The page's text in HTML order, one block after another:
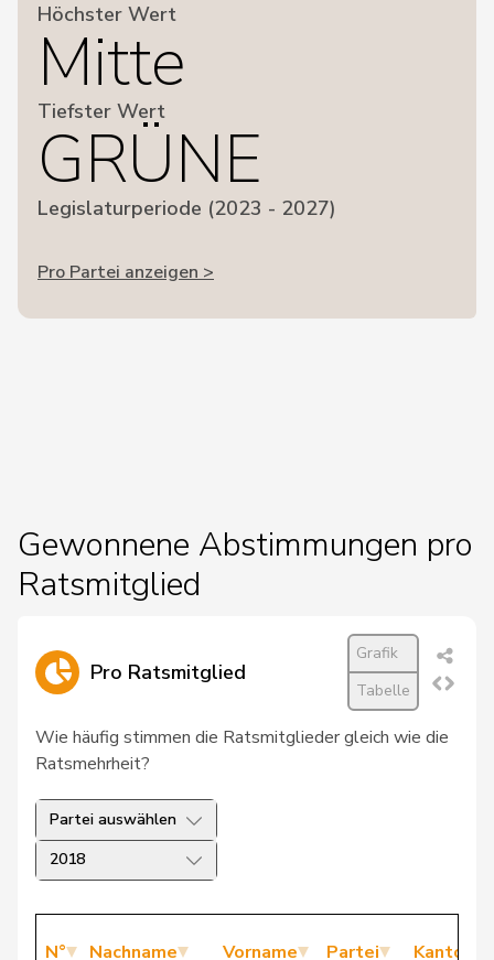
Höchster Wert
Mitte
Tiefster Wert
GRÜNE
Legislaturperiode (2023 - 2027)
Pro Partei anzeigen >
Gewonnene Abstimmungen pro
Ratsmitglied
Pro Ratsmitglied
Grafik
Tabelle
Wie häufig stimmen die Ratsmitglieder gleich wie die
Ratsmehrheit?
Partei auswählen
2018
N° Nachname Vorname Partei Kanton